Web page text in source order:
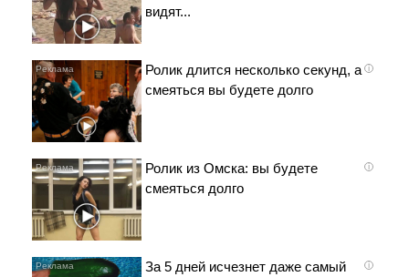
видят...
i
Ролик длится несколько секунд, а
смеяться вы будете долго
i
Ролик из Омска: вы будете
смеяться долго
i
За 5 дней исчезнет даже самый